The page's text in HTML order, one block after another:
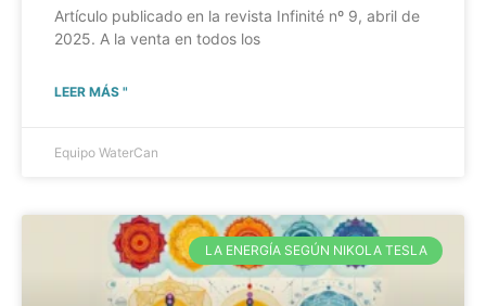
Artículo publicado en la revista Infinité nº 9, abril de
2025. A la venta en todos los
LEER MÁS "
Equipo WaterCan
LA ENERGÍA SEGÚN NIKOLA TESLA